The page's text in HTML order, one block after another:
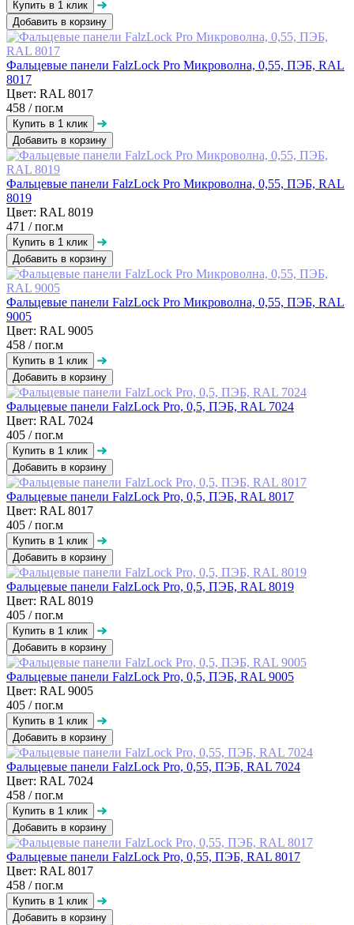
Добавить в корзину
Фальцевые панели FalzLock Pro Микроволна, 0,55, ПЭБ, RAL
8017
Цвет: RAL 8017
458 / пог.м
Добавить в корзину
Фальцевые панели FalzLock Pro Микроволна, 0,55, ПЭБ, RAL
8019
Цвет: RAL 8019
471 / пог.м
Добавить в корзину
Фальцевые панели FalzLock Pro Микроволна, 0,55, ПЭБ, RAL
9005
Цвет: RAL 9005
458 / пог.м
Добавить в корзину
Фальцевые панели FalzLock Pro, 0,5, ПЭБ, RAL 7024
Цвет: RAL 7024
405 / пог.м
Добавить в корзину
Фальцевые панели FalzLock Pro, 0,5, ПЭБ, RAL 8017
Цвет: RAL 8017
405 / пог.м
Добавить в корзину
Фальцевые панели FalzLock Pro, 0,5, ПЭБ, RAL 8019
Цвет: RAL 8019
405 / пог.м
Добавить в корзину
Фальцевые панели FalzLock Pro, 0,5, ПЭБ, RAL 9005
Цвет: RAL 9005
405 / пог.м
Добавить в корзину
Фальцевые панели FalzLock Pro, 0,55, ПЭБ, RAL 7024
Цвет: RAL 7024
458 / пог.м
Добавить в корзину
Фальцевые панели FalzLock Pro, 0,55, ПЭБ, RAL 8017
Цвет: RAL 8017
458 / пог.м
Добавить в корзину